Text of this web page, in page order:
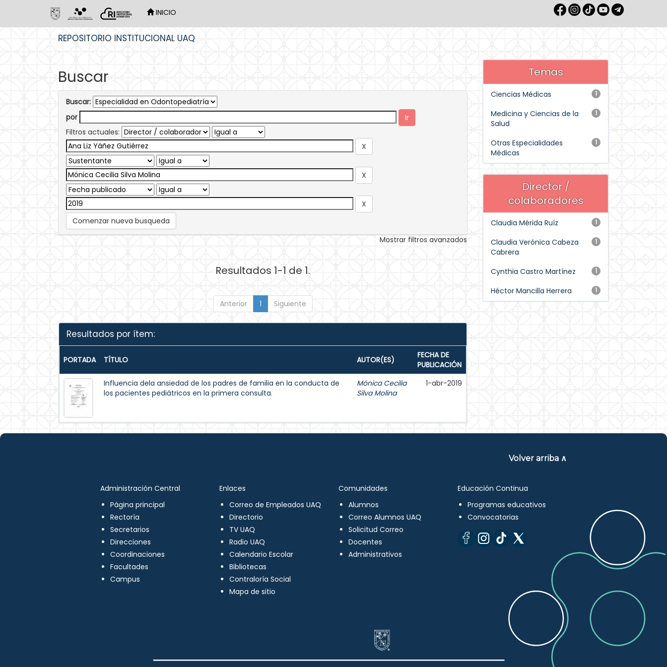
INICIO
REPOSITORIO INSTITUCIONAL UAQ
Buscar
Buscar:
por
Filtros actuales:
Comenzar nueva busqueda
Mostrar filtros avanzados
Resultados 1-1 de 1.
Anterior 1 Siguiente
Resultados por ítem:
PORTADA TÍTULO AUTOR(ES)
FECHA DE
PUBLICACIÓN
Influencia dela ansiedad de los padres de familia en la conducta de
los pacientes pediátricos en la primera consulta.
Mónica Cecilia
Silva Molina
1-abr-2019
Temas
1
Ciencias Médicas
1
Medicina y Ciencias de la
Salud
1
Otras Especialidades
Médicas
Director /
colaboradores
1
Claudia Mérida Ruíz
1
Claudia Verónica Cabeza
Cabrera
1
Cynthia Castro Martínez
1
Héctor Mancilla Herrera
Volver arriba ∧
Administración Central
Página principal
Rectoría
Secretarios
Direcciones
Coordinaciones
Facultades
Campus
Enlaces
Correo de Empleados UAQ
Directorio
TV UAQ
Radio UAQ
Calendario Escolar
Bibliotecas
Contraloría Social
Mapa de sitio
Comunidades
Alumnos
Correo Alumnos UAQ
Solicitud Correo
Docentes
Administrativos
Educación Continua
Programas educativos
Convocatorias